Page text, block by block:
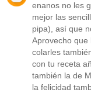
enanos no les
mejor las
pipa), así que
Aprovecho que
colarles
con tu receta
también la de
la felicidad